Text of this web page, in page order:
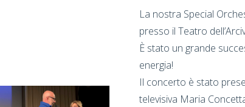
La nostra Special
presso il Teatro
È stato un grande
energia!
Il concerto è stato
televisiva Maria